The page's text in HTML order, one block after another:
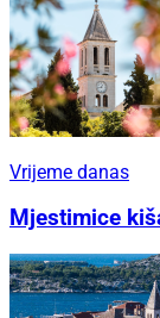
Vrijeme danas
Mjestimice